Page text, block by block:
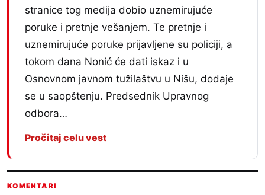
stranice tog medija dobio uznemirujuće
poruke i pretnje vešanjem. Te pretnje i
uznemirujuće poruke prijavljene su policiji, a
tokom dana Nonić će dati iskaz i u
Osnovnom javnom tužilaštvu u Nišu, dodaje
se u saopštenju. Predsednik Upravnog
odbora…
Pročitaj celu vest
KOMENTARI